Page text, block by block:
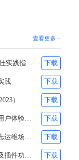
查看更多 +
【实践指南】企业一站式可观测体系最佳实践指南（2025） 下载
践 下载
） 下载
【PPT】云原生时代全链路观测体系及用户体验优化体系的构建-刘阎&林超凡 下载
【PPT】日志数据于可观测的意义及日志运维场景和工具实践-夏子承&杨诗琪 下载
【PPT】可观测指标管理体系建设落地及插件功能设计和生态打造-苏文&孟世一 下载